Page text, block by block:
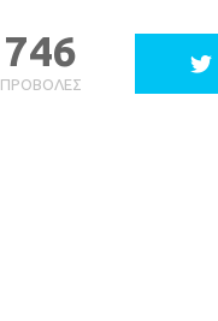
ΠΡΟΒΟΛΈΣ
746